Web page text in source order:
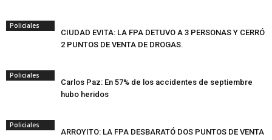
Policiales
CIUDAD EVITA: LA FPA DETUVO A 3 PERSONAS Y CERRÓ
2 PUNTOS DE VENTA DE DROGAS.
Policiales
Carlos Paz: En 57% de los accidentes de septiembre
hubo heridos
Policiales
ARROYITO: LA FPA DESBARATÓ DOS PUNTOS DE VENTA